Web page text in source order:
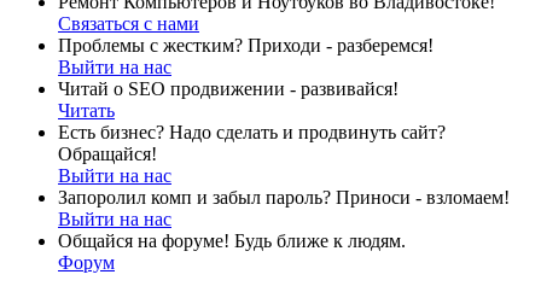
Связаться с нами
Проблемы с жестким? Приходи - разберемся!
Выйти на нас
Читай о SEO продвижении - развивайся!
Читать
Есть бизнес? Надо сделать и продвинуть сайт?
Обращайся!
Выйти на нас
Запоролил комп и забыл пароль? Приноси - взломаем!
Выйти на нас
Общайся на форуме! Будь ближе к людям.
Форум